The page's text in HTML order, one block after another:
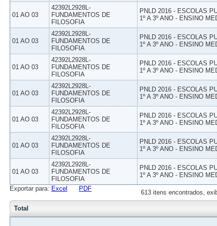
01 AO 03
42392L2928L-
FUNDAMENTOS DE
FILOSOFIA
PNLD 2016 - ESCOLAS
1º A 3º ANO - ENSINO
01 AO 03
42392L2928L-
FUNDAMENTOS DE
FILOSOFIA
PNLD 2016 - ESCOLAS
1º A 3º ANO - ENSINO
01 AO 03
42392L2928L-
FUNDAMENTOS DE
FILOSOFIA
PNLD 2016 - ESCOLAS
1º A 3º ANO - ENSINO
01 AO 03
42392L2928L-
FUNDAMENTOS DE
FILOSOFIA
PNLD 2016 - ESCOLAS
1º A 3º ANO - ENSINO
01 AO 03
42392L2928L-
FUNDAMENTOS DE
FILOSOFIA
PNLD 2016 - ESCOLAS
1º A 3º ANO - ENSINO
01 AO 03
42392L2928L-
FUNDAMENTOS DE
FILOSOFIA
PNLD 2016 - ESCOLAS
1º A 3º ANO - ENSINO
01 AO 03
42392L2928L-
FUNDAMENTOS DE
FILOSOFIA
PNLD 2016 - ESCOLAS
1º A 3º ANO - ENSINO
613 itens encontrados,
Exportar para: Excel PDF
Total